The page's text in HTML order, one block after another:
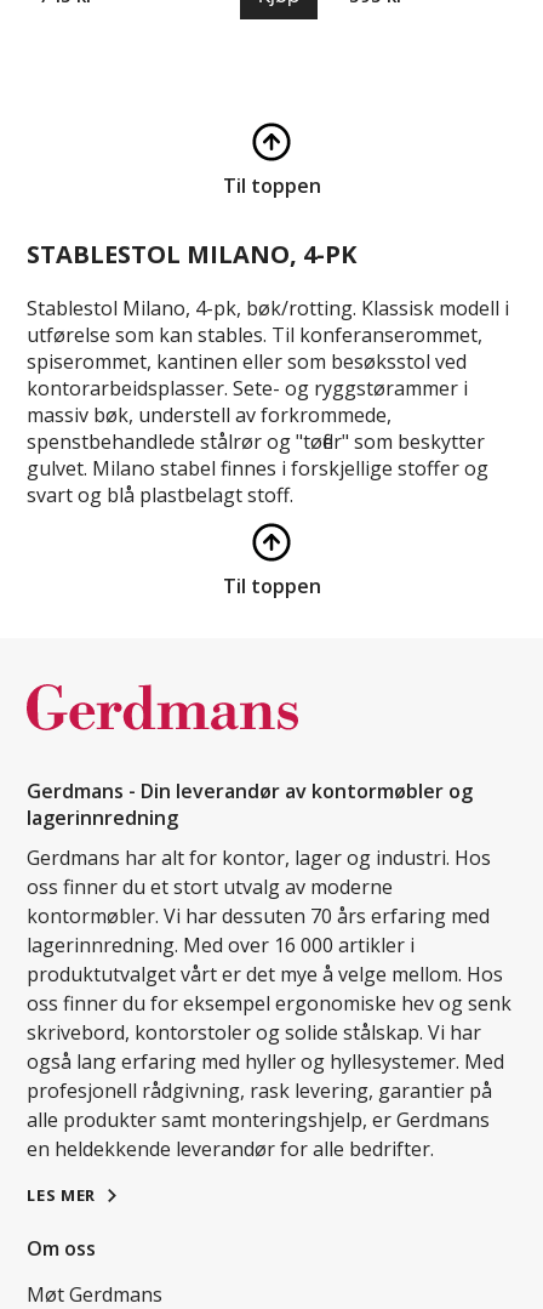
Til toppen
STABLESTOL MILANO, 4-PK
Stablestol Milano, 4-pk, bøk/rotting. Klassisk modell i
utførelse som kan stables. Til konferanserommet,
spiserommet, kantinen eller som besøksstol ved
kontorarbeidsplasser. Sete- og ryggstørammer i
massiv bøk, understell av forkrommede,
spenstbehandlede stålrør og "tøfler" som beskytter
gulvet. Milano stabel finnes i forskjellige stoffer og
svart og blå plastbelagt stoff.
Til toppen
Gerdmans - Din leverandør av kontormøbler og
lagerinnredning
Gerdmans har alt for kontor, lager og industri. Hos
oss finner du et stort utvalg av moderne
kontormøbler. Vi har dessuten 70 års erfaring med
lagerinnredning. Med over 16 000 artikler i
produktutvalget vårt er det mye å velge mellom. Hos
oss finner du for eksempel ergonomiske hev og senk
skrivebord, kontorstoler og solide stålskap. Vi har
også lang erfaring med hyller og hyllesystemer. Med
profesjonell rådgivning, rask levering, garantier på
alle produkter samt monteringshjelp, er Gerdmans
en heldekkende leverandør for alle bedrifter.
LES MER
Om oss
Møt Gerdmans